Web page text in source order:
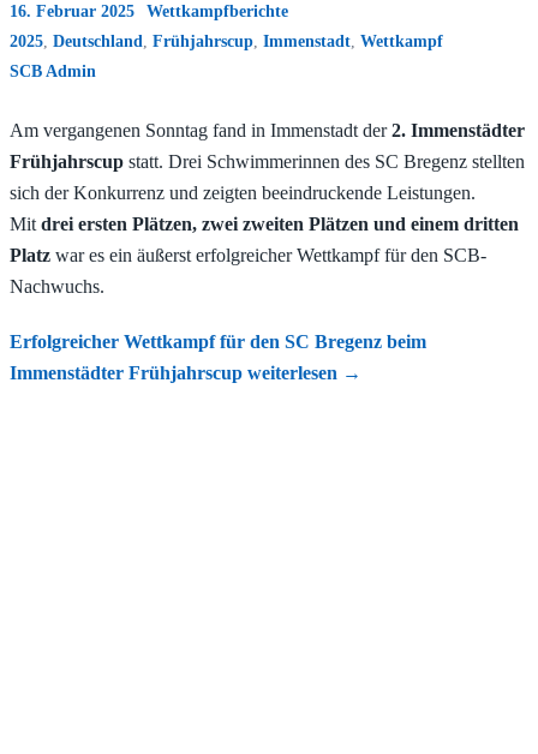
16. Februar 2025
Wettkampfberichte
2025 Deutschland Frühjahrscup Immenstadt Wettkampf
SCB Admin
Am vergangenen Sonntag fand in Immenstadt der2. Immenstädter
Frühjahrscup statt. Drei Schwimmerinnen des SC Bregenz stellten
sich der Konkurrenz und zeigten beeindruckende Leistungen.
Mit drei ersten Plätzen, zwei zweiten Plätzen und einem dritten
Platz war es ein äußerst erfolgreicher Wettkampf für den SCB-
Nachwuchs.
Erfolgreicher Wettkampf für den SC Bregenz beim
Immenstädter Frühjahrscup weiterlesen →